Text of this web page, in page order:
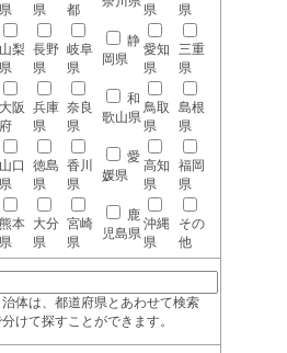
県
県
都
県
県
山梨
県
長野
県
岐阜
県
静
岡県
愛知
県
三重
県
大阪
府
兵庫
県
奈良
県
和
歌山県
鳥取
県
島根
県
山口
県
徳島
県
香川
県
愛
媛県
高知
県
福岡
県
熊本
県
大分
県
宮崎
県
鹿
児島県
沖縄
県
その
他
体は、都道府県とあわせて検索
けて探すことができます。